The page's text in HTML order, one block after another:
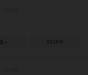
～ 2016年